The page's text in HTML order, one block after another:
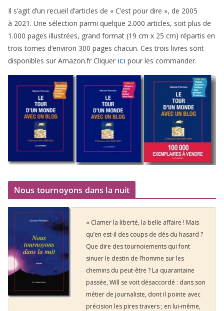
Il s’agit d’un recueil d’ar­ticles de « C’est pour dire », de 2005
à 2021 . Une sélec­tion par­mi quelque 2.000 articles, soit plus de
1 .000 pages illus­trées, grand for­mat (19 cm x 25 cm) répar­tis en
trois tomes d’environ 300 pages cha­cun. Ces trois livres sont
dis­po­nibles sur Amazon​.fr Cliquer ICI pour les commander.
Nous tournoyons dans la nuit
« Clamer la liberté, la belle affaire ! Mais
qu’en est-il des coups de dés du hasard ?
Que dire des tournoiements qui font
sinuer le destin de l’homme sur les
chemins du peut-être ? La quarantaine
passée, Will se voit désaccordé : dans son
métier de journaliste, dont il pointe avec
précision les pires travers ; en lui-même,